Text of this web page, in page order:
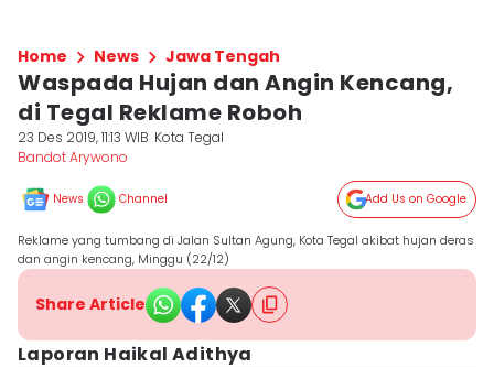
Home News Jawa Tengah
Waspada Hujan dan Angin Kencang,
di Tegal Reklame Roboh
23 Des 2019, 11:13 WIB Kota Tegal
Bandot Arywono
News Channel Add Us on Google
Reklame yang tumbang di Jalan Sultan Agung, Kota Tegal akibat hujan deras
dan angin kencang, Minggu (22/12)
Share Article
Laporan Haikal Adithya